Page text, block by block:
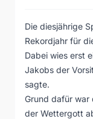
Die diesjährige
Rekordjahr für
Dabei wies erst
Jakobs der
sagte.
Grund dafür war
der Wettergott